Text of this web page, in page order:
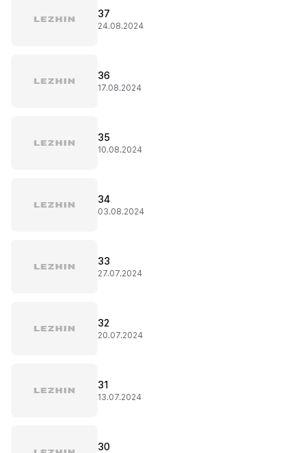
37
24.08.2024
36
17.08.2024
35
10.08.2024
34
03.08.2024
33
27.07.2024
32
20.07.2024
31
13.07.2024
30